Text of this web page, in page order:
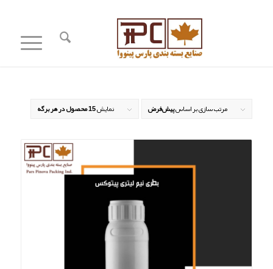
مرتب سازی بر اساسپیش‌فرض نمایش15 محصول در هر برگه